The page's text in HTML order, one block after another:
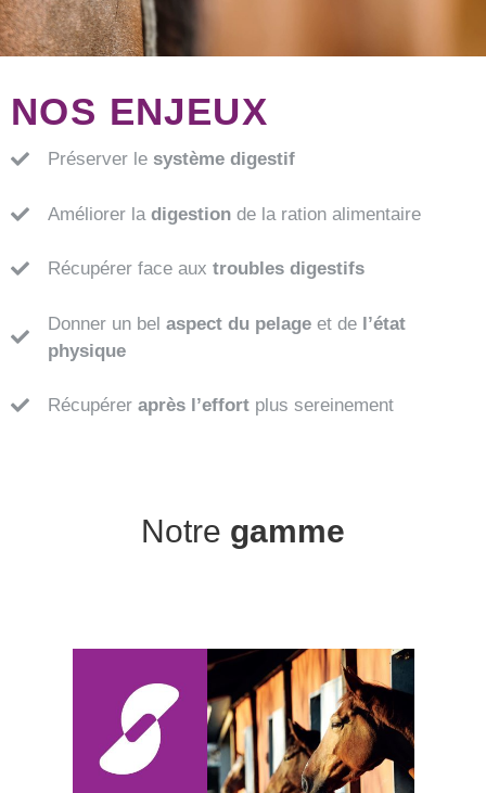
NOS ENJEUX
Préserver le système digestif
Améliorer la digestion de la ration alimentaire
Récupérer face aux troubles digestifs
Donner un bel aspect du pelage et de l’état
physique
Récupérer après l’effort plus sereinement
Notre gamme